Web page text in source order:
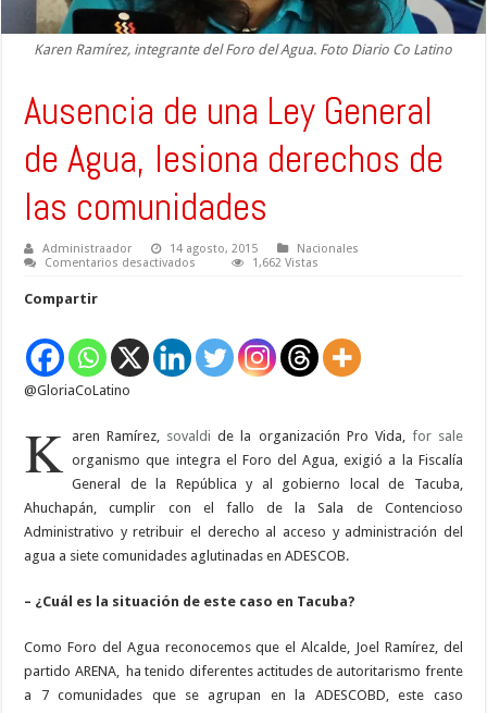
Karen Ramírez, integrante del Foro del Agua. Foto Diario Co Latino
Ausencia de una Ley General
de Agua, lesiona derechos de
las comunidades
Administraador 14 agosto, 2015
Nacionales
Comentarios desactivados
de
Agua,
lesiona
comunidades
1,662 Vistas
Compartir
@GloriaCoLatino
K aren Ramírez, sovaldi de la organización Pro Vida, for sale
organismo que integra el Foro del Agua, exigió a la Fiscalía
General de la República y al gobierno local de Tacuba,
Ahuchapán, cumplir con el fallo de la Sala de Contencioso
Administrativo y retribuir el derecho al acceso y administración del
agua a siete comunidades aglutinadas en ADESCOB.
– ¿Cuál es la situación de este caso en Tacuba?
Como Foro del Agua reconocemos que el Alcalde, Joel Ramírez, del
partido ARENA, ha tenido diferentes actitudes de autoritarismo frente
a 7 comunidades que se agrupan en la ADESCOBD, este caso